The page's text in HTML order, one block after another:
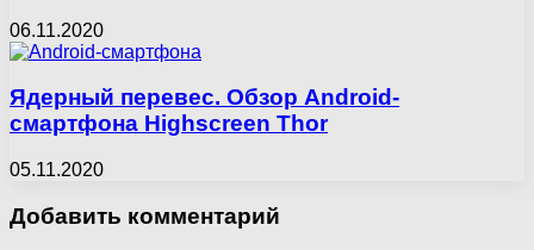
06.11.2020
Ядерный перевес. Обзор Android-
смартфона Highscreen Thor
05.11.2020
Добавить комментарий